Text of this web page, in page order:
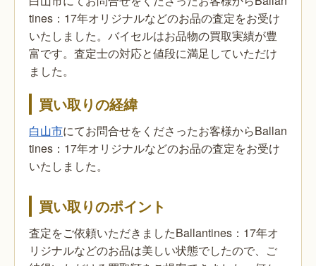
tines：17年オリジナルなどのお品の査定をお受け
いたしました。バイセルはお品物の買取実績が豊
富です。査定士の対応と値段に満足していただけ
ました。
買い取りの経緯
白山市にてお問合せをくださったお客様からBallan
tines：17年オリジナルなどのお品の査定をお受け
いたしました。
買い取りのポイント
査定をご依頼いただきましたBallantines：17年オ
リジナルなどのお品は美しい状態でしたので、ご